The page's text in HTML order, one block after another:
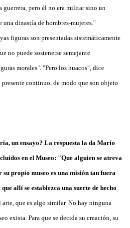
pero él no era militar sino un
dinastía de hombres-mujeres."
figuras son presentadas sistemáticamente
no puede sostenerse semejante
morales". "Pero los huacos", dice
presente continuo, de modo que son objeto
un ensayo? La respuesta la da Mario
en el Museo: "Que alguien se atreva
propio museo es una misión tan fuera
allí se establezca una suerte de hecho
que es algo similar. No hay ninguna
exista. Para que se decida su creación, su